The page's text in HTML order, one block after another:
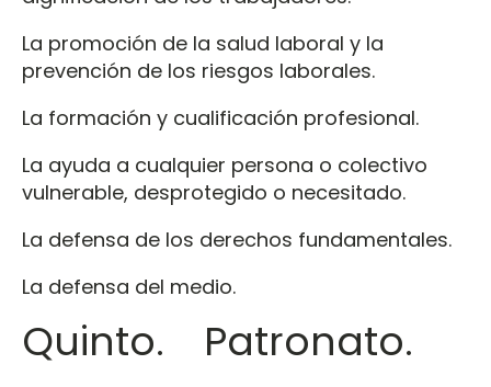
La promoción de la salud laboral y la
prevención de los riesgos laborales.
La formación y cualificación profesional.
La ayuda a cualquier persona o colectivo
vulnerable, desprotegido o necesitado.
La defensa de los derechos fundamentales.
La defensa del medio.
Quinto. Patronato.